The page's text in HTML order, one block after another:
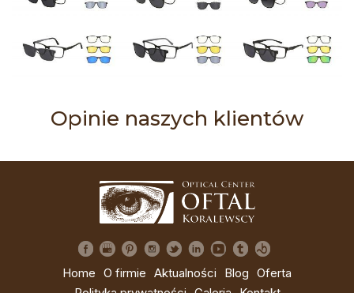
Opinie naszych klientów
Home O firmie Aktualności Blog Oferta